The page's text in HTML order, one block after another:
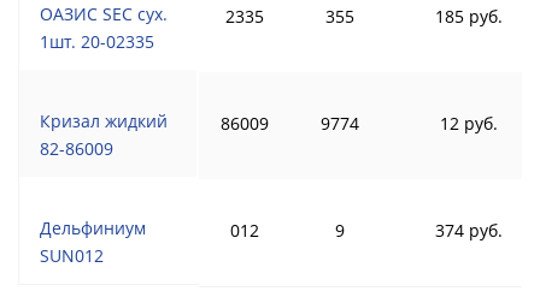
ОАЗИС SEC сух.
1шт. 20-02335
Кризал жидкий
82-86009
Дельфиниум
SUN012
2335 355 185 руб.
86009 9774 12 руб.
012 9 374 руб.